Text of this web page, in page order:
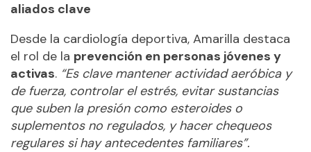
aliados clave
Desde la cardiología deportiva, Amarilla destaca
el rol de la prevención en personas jóvenes y
activas. “Es clave mantener actividad aeróbica y
de fuerza, controlar el estrés, evitar sustancias
que suben la presión como esteroides o
suplementos no regulados, y hacer chequeos
regulares si hay antecedentes familiares”.